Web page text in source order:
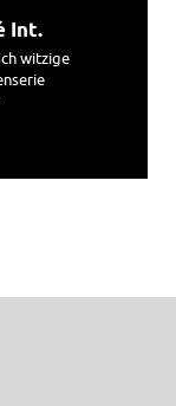
Int.
witzige